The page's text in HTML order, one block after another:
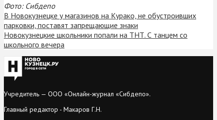
Фото: Сибдепо
В Новокузнецке у магазинов на Курако, не обустроивших
парковки, поставят запрещающие знаки
Новокузнецкие школьники попали на ТНТ. С танцем со
школьного вечера
Учредитель — ООО «Онлайн-журнал «Сибдепо».
Главный редактор - Макаров Г.Н.